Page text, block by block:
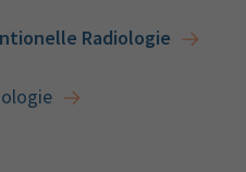
Radiologie